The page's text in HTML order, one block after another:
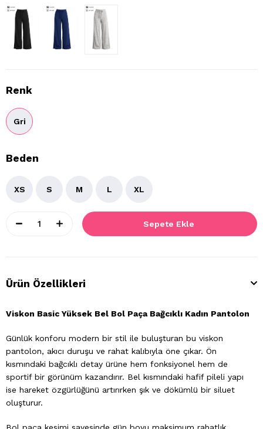
Renk
Gri
Beden
XS S M L XL
Ürün Özellikleri
Viskon Basic Yüksek Bel Bol Paça Bağcıklı Kadın Pantolon
Günlük konforu modern bir stil ile buluşturan bu viskon
pantolon, akıcı duruşu ve rahat kalıbıyla öne çıkar. Ön
kısmındaki bağcıklı detay ürüne hem fonksiyonel hem de
sportif bir görünüm kazandırır. Bel kısmındaki hafif pileli yapı
ise hareket özgürlüğünü artırırken şık ve dökümlü bir siluet
oluşturur.
Bol paça kesimi sayesinde gün boyu maksimum rahatlık